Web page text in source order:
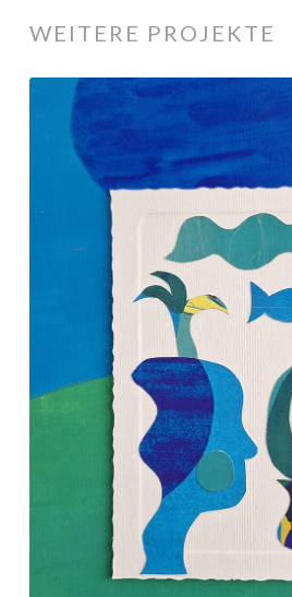
WEITERE PROJEKTE
Collagen
Printprodukte